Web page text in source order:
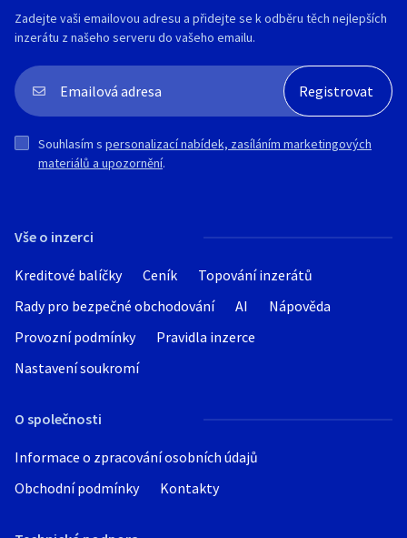
Vše o inzerci
Kreditové balíčky Ceník
Topování inzerátů
Rady pro bezpečné obchodování
AI
Nápověda
Provozní podmínky
Pravidla inzerce
Nastavení soukromí
O společnosti
Informace o zpracování osobních údajů
Obchodní podmínky
Kontakty
Zadejte vaši emailovou adresu a přidejte se k odběru těch nejlepších
inzerátu z našeho serveru do vašeho emailu.
Souhlasím s personalizací nabídek, zasíláním marketingových
materiálů a upozornění.